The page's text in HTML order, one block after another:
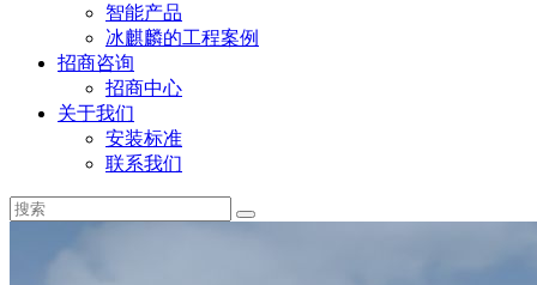
智能产品
冰麒麟的工程案例
招商咨询
招商中心
关于我们
安装标准
联系我们